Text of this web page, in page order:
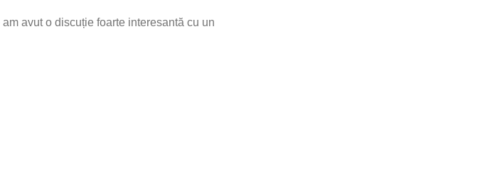
avut o discuție foarte interesantă cu un